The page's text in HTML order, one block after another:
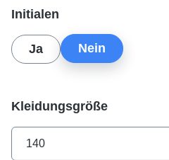
Initialen
Ja Nein
Kleidungsgrößeauswählen